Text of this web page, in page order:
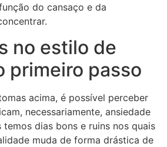
do cansaço e da
no estilo de
primeiro passo
acima, é possível perceber
necessariamente, ansiedade
temos dias bons e ruins nos quais
muda de forma drástica de